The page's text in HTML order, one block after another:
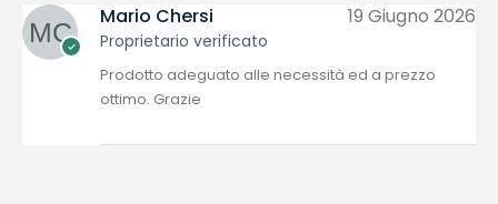
Mario Chersi
Proprietario verificato
19 Giugno 2026
Prodotto adeguato alle necessità ed a prezzo
ottimo. Grazie